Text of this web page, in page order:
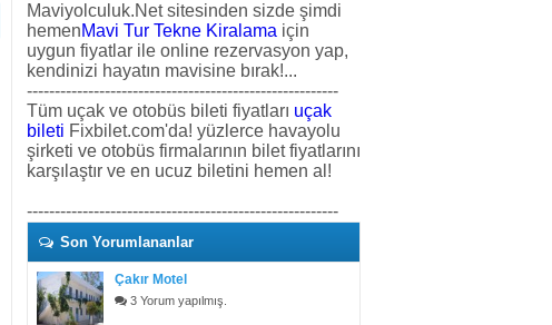
Maviyolculuk.Net sitesinden sizde şimdi
hemenMavi Tur Tekne Kiralama için
uygun fiyatlar ile online rezervasyon yap,
kendinizi hayatın mavisine bırak!...
--------------------------------------------------------
Tüm uçak ve otobüs bileti fiyatları uçak
bileti Fixbilet.com'da! yüzlerce havayolu
şirketi ve otobüs firmalarının bilet fiyatlarını
karşılaştır ve en ucuz biletini hemen al!
--------------------------------------------------------
Son Yorumlananlar
Çakır Motel
3 Yorum yapılmış.